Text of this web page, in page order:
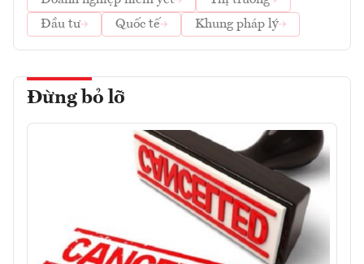
Đầu tư
Quốc tế Khung pháp lý
Đừng bỏ lỡ